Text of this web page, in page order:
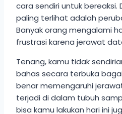
cara sendiri untuk bereaksi.
paling terlihat adalah
Banyak orang mengalami
frustrasi karena jerawat
Tenang, kamu tidak
bahas secara terbuka
benar memengaruhi
terjadi di dalam tubuh
bisa kamu lakukan hari ini